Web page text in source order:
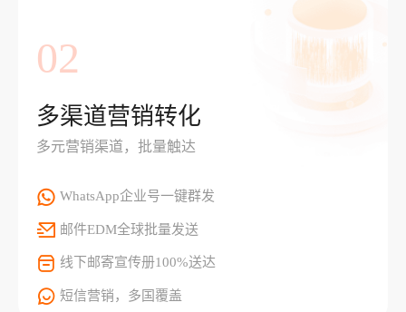
02
多渠道营销转化
多元营销渠道，批量触达
WhatsApp企业号一键群发
邮件EDM全球批量发送
线下邮寄宣传册100%送达
短信营销，多国覆盖